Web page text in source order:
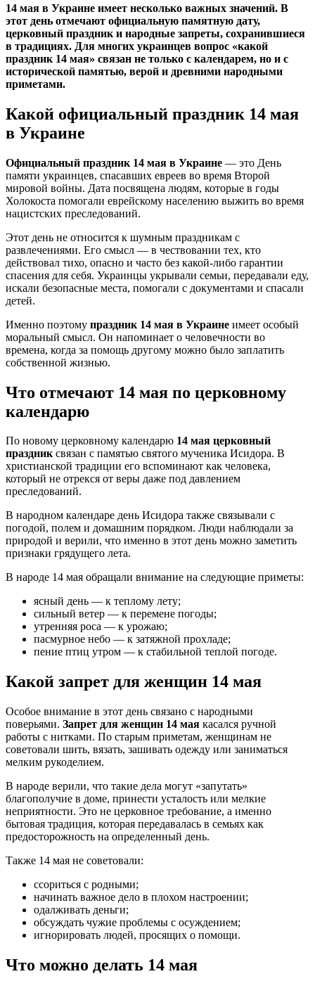
14 мая в Украине имеет несколько важных значений. В
этот день отмечают официальную памятную дату,
церковный праздник и народные запреты, сохранившиеся
в традициях. Для многих украинцев вопрос «какой
праздник 14 мая» связан не только с календарем, но и с
исторической памятью, верой и древними народными
приметами.
Какой официальный праздник 14 мая
в Украине
Официальный праздник 14 мая в Украине — это День
памяти украинцев, спасавших евреев во время Второй
мировой войны. Дата посвящена людям, которые в годы
Холокоста помогали еврейскому населению выжить во время
нацистских преследований.
Этот день не относится к шумным праздникам с
развлечениями. Его смысл — в чествовании тех, кто
действовал тихо, опасно и часто без какой-либо гарантии
спасения для себя. Украинцы укрывали семьи, передавали еду,
искали безопасные места, помогали с документами и спасали
детей.
Именно поэтому праздник 14 мая в Украине имеет особый
моральный смысл. Он напоминает о человечности во
времена, когда за помощь другому можно было заплатить
собственной жизнью.
Что отмечают 14 мая по церковному
календарю
По новому церковному календарю 14 мая церковный
праздниксвязан с памятью святого мученика Исидора. В
христианской традиции его вспоминают как человека,
который не отрекся от веры даже под давлением
преследований.
В народном календаре день Исидора также связывали с
погодой, полем и домашним порядком. Люди наблюдали за
природой и верили, что именно в этот день можно заметить
признаки грядущего лета.
В народе 14 мая обращали внимание на следующие приметы:
ясный день — к теплому лету;
сильный ветер — к перемене погоды;
утренняя роса — к урожаю;
пасмурное небо — к затяжной прохладе;
пение птиц утром — к стабильной теплой погоде.
Какой запрет для женщин 14 мая
Особое внимание в этот день связано с народными
поверьями. Запрет для женщин 14 мая касался ручной
работы с нитками. По старым приметам, женщинам не
советовали шить, вязать, зашивать одежду или заниматься
мелким рукоделием.
В народе верили, что такие дела могут «запутать»
благополучие в доме, принести усталость или мелкие
неприятности. Это не церковное требование, а именно
бытовая традиция, которая передавалась в семьях как
предосторожность на определенный день.
Также 14 мая не советовали:
ссориться с родными;
начинать важное дело в плохом настроении;
одалживать деньги;
обсуждать чужие проблемы с осуждением;
игнорировать людей, просящих о помощи.
Что можно делать 14 мая